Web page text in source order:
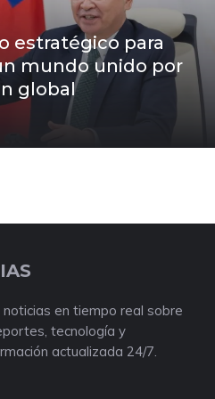
estratégico para
mundo unido por
global
en tiempo real sobre
tecnología y
actualizada 24/7.